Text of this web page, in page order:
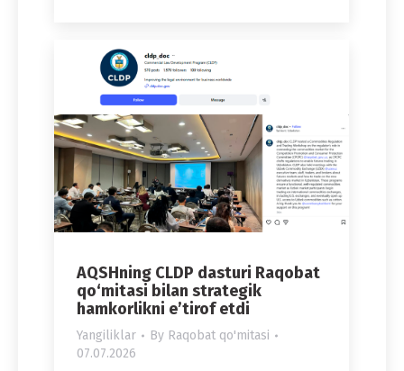
AQSHning CLDP dasturi Raqobat
qo‘mitasi bilan strategik
hamkorlikni e’tirof etdi
Yangiliklar By Raqobat qo'mitasi
07.07.2026